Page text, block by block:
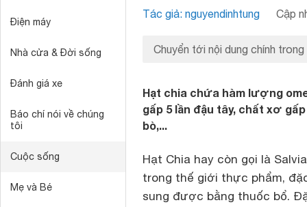
Điện máy
Nhà cửa & Đời sống
Đánh giá xe
Báo chí nói về chúng
tôi
Cuộc sống
Mẹ và Bé
Tác giả: nguyendinhtung Cập
Chuyển tới nội dung chính trong
Hạt chia chứa hàm lượng
gấp 5 lần đậu tây, chất xơ
bò,...
Hạt Chia hay còn gọi là
trong thế giới thực phẩm,
sung được bằng thuốc bổ.